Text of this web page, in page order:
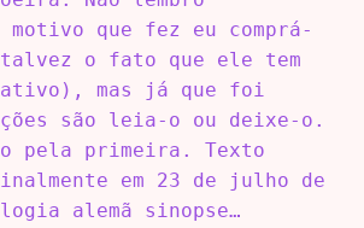
motivo que fez eu comprá-
o fato que ele tem
mas já que foi
são leia-o ou deixe-o.
pela primeira. Texto
em 23 de julho de
alemã sinopse…